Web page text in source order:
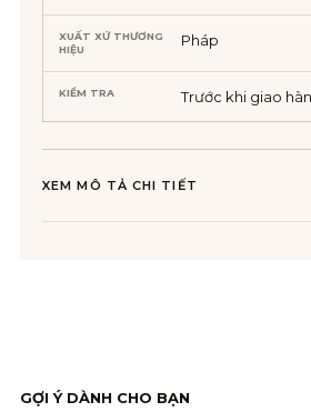
XUẤT XỨ THƯƠNG
HIỆU
Pháp
KIỂM TRA Trước khi giao
XEM MÔ TẢ CHI TIẾT
GỢI Ý DÀNH CHO BẠN